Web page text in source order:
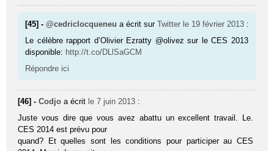
[45] -@cedriclocqueneu a écrit surTwitter le 19 février 2013 :
Le célèbre rapport d’Olivier Ezratty @olivez sur le CES 2013
disponible: http://t.co/DLlSaGCM
Répondre ici
[46] -Codjo a écrit le 7 juin 2013 :
Juste vous dire que vous avez abattu un excellent travail. Le.
CES 2014 est prévu pour
quand? Et quelles sont les conditions pour participer au CES